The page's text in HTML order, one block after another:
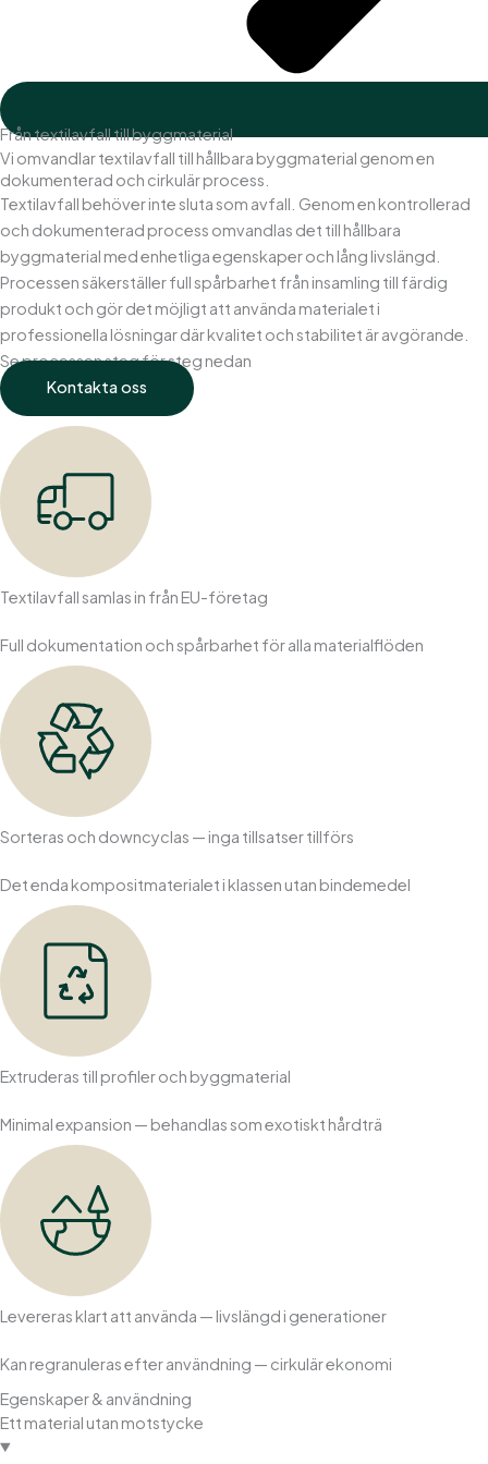
Från textilavfall till byggmaterial
Vi omvandlar textilavfall till hållbara byggmaterial genom en
dokumenterad och cirkulär process.
Textilavfall behöver inte sluta som avfall. Genom en kontrollerad
och dokumenterad process omvandlas det till hållbara
byggmaterial med enhetliga egenskaper och lång livslängd.
Processen säkerställer full spårbarhet från insamling till färdig
produkt och gör det möjligt att använda materialet i
professionella lösningar där kvalitet och stabilitet är avgörande.
Se processen steg för steg nedan
Kontakta oss
Textilavfall samlas in från EU-företag
Full dokumentation och spårbarhet för alla materialflöden
Sorteras och downcyclas — inga tillsatser tillförs
Det enda kompositmaterialet i klassen utan bindemedel
Extruderas till profiler och byggmaterial
Minimal expansion — behandlas som exotiskt hårdträ
Levereras klart att använda — livslängd i generationer
Kan regranuleras efter användning — cirkulär ekonomi
Egenskaper & användning
Ett material utan motstycke